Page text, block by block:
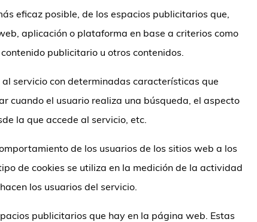
eficaz posible, de los espacios publicitarios que,
aplicación o plataforma en base a criterios como
publicitario u otros contenidos.
servicio con determinadas características que
cuando el usuario realiza una búsqueda, el aspecto
la que accede al servicio, etc.
de los usuarios de los sitios web a los
de cookies se utiliza en la medición de la actividad
los usuarios del servicio.
publicitarios que hay en la página web. Estas